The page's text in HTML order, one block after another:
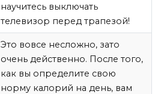
научитесь выключать
телевизор перед трапезой!
Это вовсе несложно, зато
очень действенно. После того,
как вы определите свою
норму калорий на день, вам